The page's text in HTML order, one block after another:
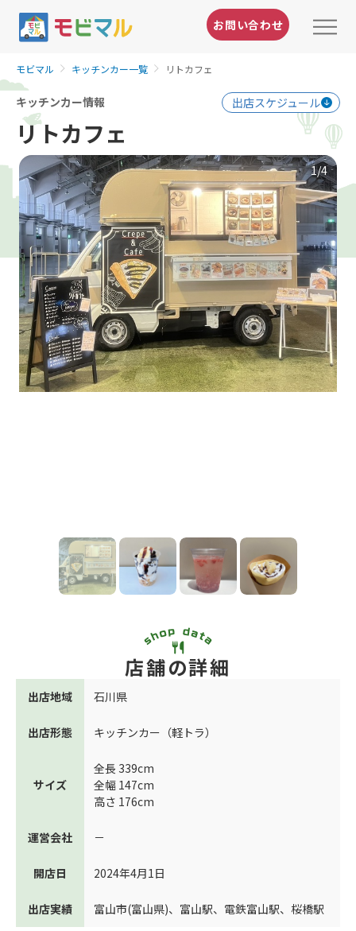
お問い合わせ
モビマル キッチンカー一覧 リトカフェ
キッチンカー情報 出店スケジュール
リトカフェ
1/4
店舗の詳細
出店地域 石川県
出店形態 キッチンカー（軽トラ）
サイズ
全長 339cm
全幅 147cm
高さ 176cm
運営会社 －
開店日 2024年4月1日
出店実績 富山市(富山県)、 富山駅、 電鉄富山駅、 桜橋駅